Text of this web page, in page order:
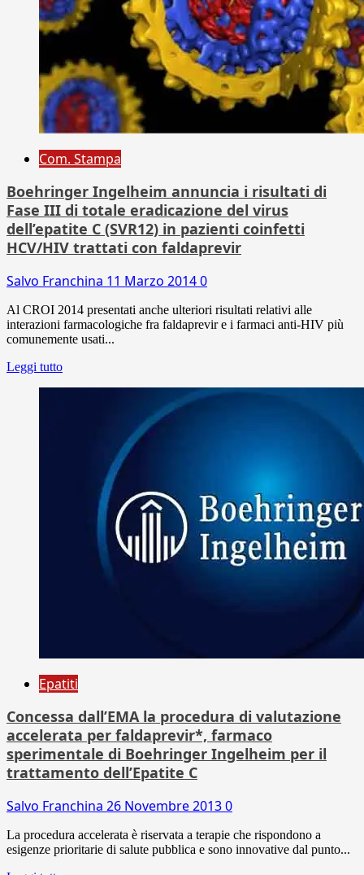
Com. Stampa
Boehringer Ingelheim annuncia i risultati di
Fase III di totale eradicazione del virus
dell’epatite C (SVR12) in pazienti coinfetti
HCV/HIV trattati con faldaprevir
Salvo Franchina 11 Marzo 20140
Al CROI 2014 presentati anche ulteriori risultati relativi alle
interazioni farmacologiche fra faldaprevir e i farmaci anti-HIV più
comunemente usati...
Leggi tutto
Epatiti
Concessa dall’EMA la procedura di valutazione
accelerata per faldaprevir*, farmaco
sperimentale di Boehringer Ingelheim per il
trattamento dell’Epatite C
Salvo Franchina 26 Novembre 20130
La procedura accelerata è riservata a terapie che rispondono a
esigenze prioritarie di salute pubblica e sono innovative dal punto...